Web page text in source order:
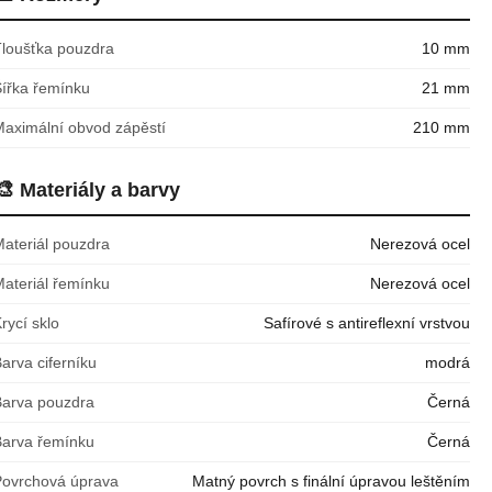
pouzdra 10 mm
řemínku 21 mm
obvod zápěstí 210 mm
Materiály a barvy
pouzdra Nerezová ocel
řemínku Nerezová ocel
sklo Safírové s antireflexní vrstvou
ciferníku modrá
pouzdra Černá
řemínku Černá
úprava Matný povrch s finální úpravou leštěním